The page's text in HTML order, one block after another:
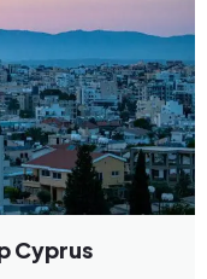
Cyprus